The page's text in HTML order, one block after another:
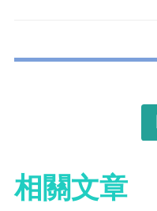
相關文章